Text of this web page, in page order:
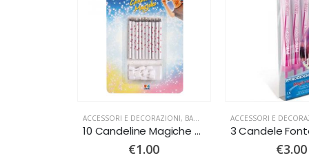
ACCESSORI E DECORAZIONI, BAMBINI FESTA 1 COMPLEANNO,
10 Candeline Magiche Rosa
€1.00
ACCESSORI E
€3.00